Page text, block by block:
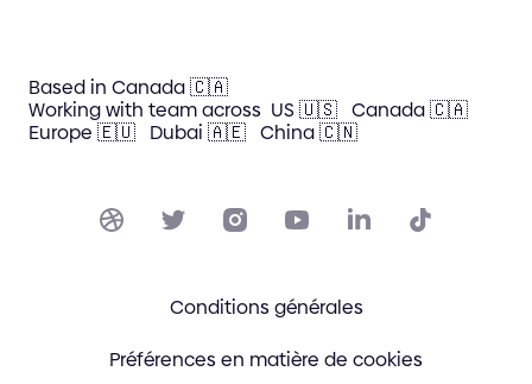
Based in Canada 🇨🇦
Working with team across US 🇺🇸 Canada 🇨🇦
Europe 🇪🇺 Dubai 🇦🇪 China 🇨🇳
Préférences en matière de cookies
Conditions générales